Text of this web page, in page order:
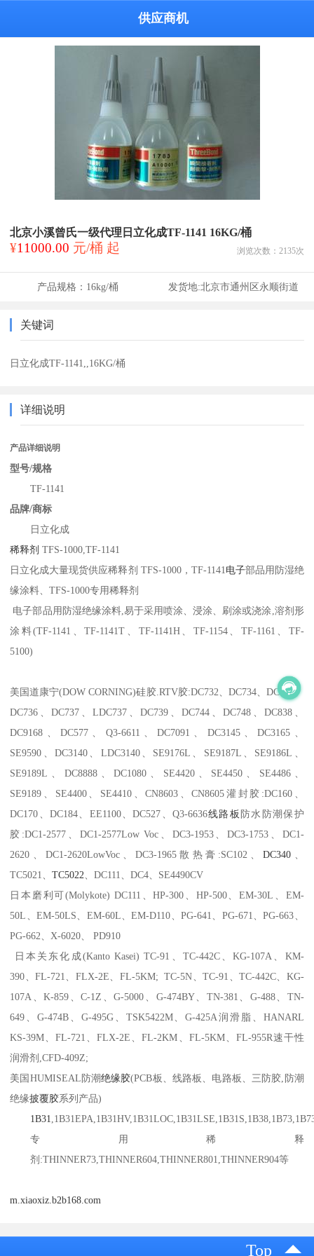
供应商机
北京小溪曾氏一级代理日立化成TF-1141 16KG/桶
¥11000.00 元/桶 起 浏览次数： 2135次
产品规格： 16kg/桶 发货地:北京市通州区永顺街道
关键词
日立化成TF-1141,,16KG/桶
详细说明
产品详细说明
型号/规格
TF-1141
品牌/商标
日立化成
稀释剂 TFS-1000,TF-1141
日立化成大量现货供应稀释剂 TFS-1000，TF-1141电子部品用防湿绝
缘涂料、TFS-1000专用稀释剂
电子部品用防湿绝缘涂料,易于采用喷涂、浸涂、刷涂或浇涂,溶剂形
涂料(TF-1141、TF-1141T、TF-1141H、TF-1154、TF-1161、TF-
5100)
美国道康宁(DOW CORNING)硅胶.RTV胶:DC732、DC734、DC735、
DC736、DC737、LDC737、DC739、DC744、DC748、DC838、
DC9168、DC577、Q3-6611、DC7091、DC3145、DC3165、
SE9590、DC3140、LDC3140、SE9176L、SE9187L、SE9186L、
SE9189L、DC8888、DC1080、SE4420、SE4450、SE4486、
SE9189、SE4400、SE4410、CN8603、CN8605灌封胶:DC160、
DC170、DC184、EE1100、DC527、Q3-6636线路板 防水防潮保护
胶:DC1-2577、DC1-2577Low Voc、DC3-1953、DC3-1753、DC1-
2620、DC1-2620LowVoc、DC3-1965散热膏:SC102、DC340
TC5021、TC5022 、DC111、DC4、SE4490CV
日本磨利可(Molykote) DC111、HP-300、HP-500、EM-30L、EM-
50L、EM-50LS、EM-60L、EM-D110、PG-641、PG-671、PG-663、
PG-662、X-6020、 PD910
日本关东化成(Kanto Kasei) TC-91、TC-442C、KG-107A、KM-
390、FL-721、FLX-2E、FL-5KM; TC-5N、TC-91、TC-442C、KG-
107A、K-859、C-1Z、G-5000、G-474BY、TN-381、G-488、TN-
649、G-474B、G-495G、TSK5422M、G-425A润滑脂、HANARL
KS-39M、FL-721、FLX-2E、FL-2KM、FL-5KM、FL-955R速干性
润滑剂,CFD-409Z;
美国HUMISEAL防潮绝缘胶(PCB板、线路板、电路板、三防胶,防潮
绝缘披覆胶系列产品)
1B31
专用稀释
剂:THINNER73,THINNER604,THINNER801,THINNER904等
m.xiaoxiz.b2b168.com
Top